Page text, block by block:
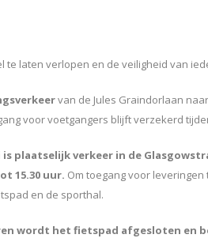
te laten verlopen en de veiligheid van
van de Jules Graindorlaan
voor voetgangers blijft verzekerd
is plaatselijk verkeer in de
15.30 uur. Om toegang voor
en de sporthal.
wordt het fietspad afgesloten en